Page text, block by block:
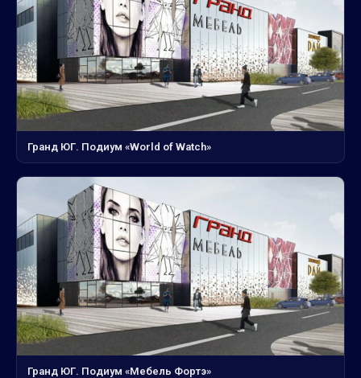
Гранд ЮГ. Подиум «World of Watch»
Гранд ЮГ. Подиум «Мебель Фортэ»